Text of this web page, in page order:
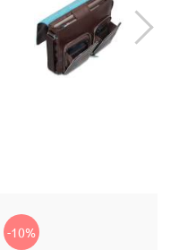
-10%